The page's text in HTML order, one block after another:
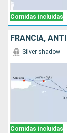
Comidas incluidas
Comidas incluidas
Silver shadow